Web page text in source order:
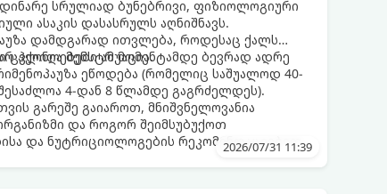
სრულიად ბუნებრივი, ფიზიოლოგიური
ასაკის დასასრულს აღნიშნავს.
დამდგარად ითვლება, როდესაც ქალს
ჰქონია მენსტრუაცია.
ცვლილებები ამ მომენტამდე ბევრად ადრე
ეწოდება (რომელიც საშუალოდ 40-
4-დან 8 წლამდე გაგრძელდეს).
გარეშე გაიაროთ, მნიშვნელოვანია
და როგორ შეიმსუბუქოთ
და ნუტრიციოლოგების რეკომენდაციებით.
2026/07/31 11:39